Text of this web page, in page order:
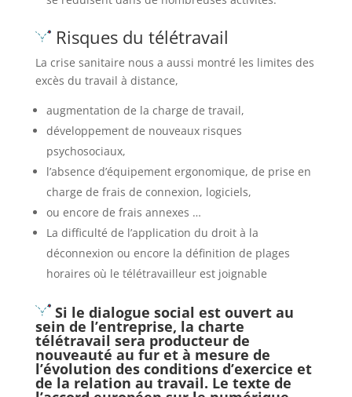
Risques du télétravail
La crise sanitaire nous a aussi montré les limites des
excès du travail à distance,
augmentation de la charge de travail,
développement de nouveaux risques
psychosociaux,
l’absence d’équipement ergonomique, de prise en
charge de frais de connexion, logiciels,
ou encore de frais annexes …
La difficulté de l’application du droit à la
déconnexion ou encore la définition de plages
horaires où le télétravailleur est joignable
Si le dialogue social est ouvert au
sein de l’entreprise, la charte
télétravail sera producteur de
nouveauté au fur et à mesure de
l’évolution des conditions d’exercice et
de la relation au travail. Le texte de